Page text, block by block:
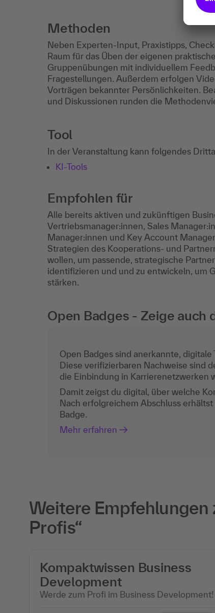
Methoden
Neben Experten-Input, Praxistipps,
Raum für das Üben der eigenen
Gruppenübungen mit individuellem
Fragestellungen. Außerdem erfolgen
Vorträgen bekannter Persönlichkeiten.
und Diskussionen runden die
Tool
In der Veranstaltung kann folgendes
KI-Tools
Empfohlen für
Alle bereits aktiven und zukünftigen
Vertriebsmanager:innen, Sales
Manager:innen und Key Account
Strategien des Kooperations- und
wollen, um passende, strategische
identifizieren und und zu entwickeln, um
stärken.
Open Badges - Zeige auch
Open Badges sind anerkannte,
Diese verifizierbaren Nachweise sind
die Einbindung in Karrierenetzwerken
Damit zeigst du digital, über welche
Nach erfolgreichem Abschluss
Badge.
Mehr erfahren
Weitere
Profis“
Kompaktwissen Business
Development
Werde zum Profi im Business Development!